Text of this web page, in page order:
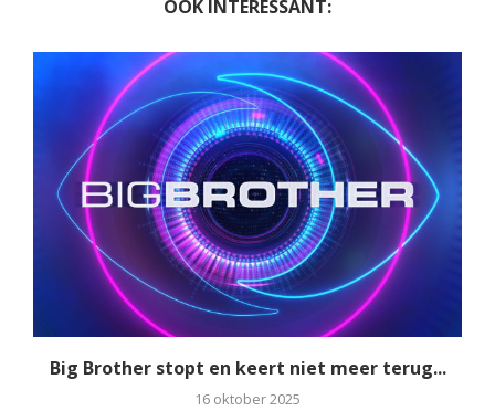
OOK INTERESSANT:
Big Brother stopt en keert niet meer terug...
16 oktober 2025